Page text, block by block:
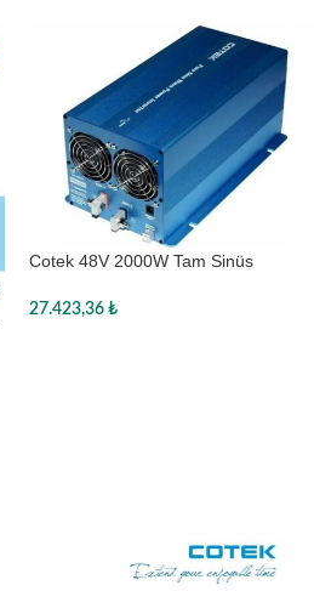
Cotek 48V 2000W Tam Sinüs
27.423,36 ₺